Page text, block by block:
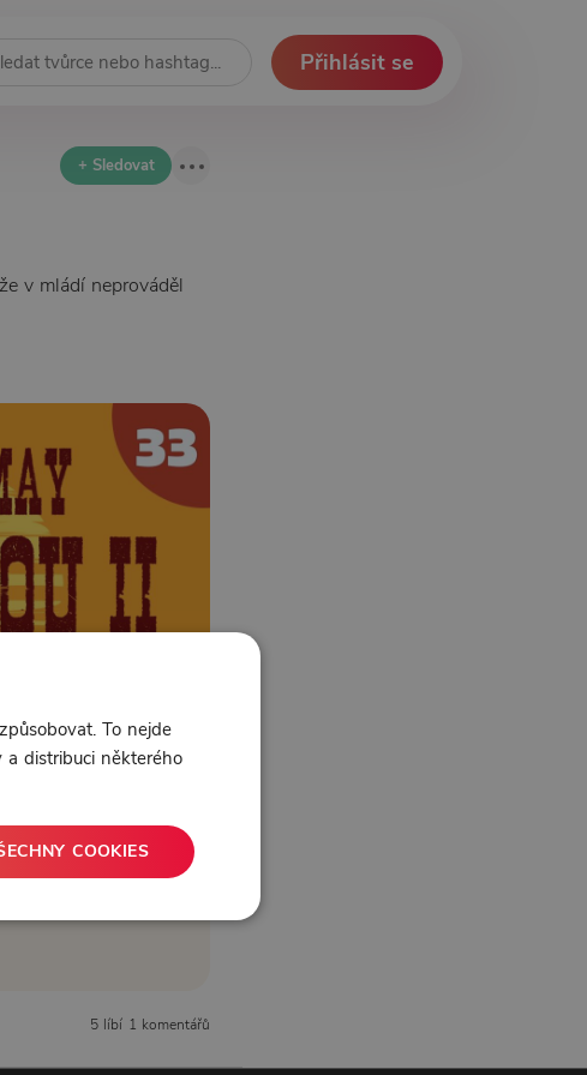
Přihlásit se
+ Sledovat
v mládí neprováděl
5 líbí 1 komentářů
To nejde
a distribuci některého
COOKIES